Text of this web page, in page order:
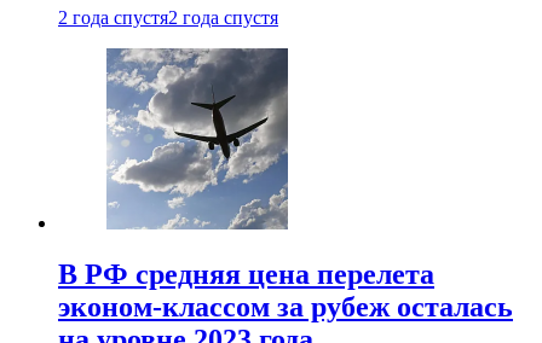
2 года спустя2 года спустя
В РФ средняя цена перелета
эконом-классом за рубеж осталась